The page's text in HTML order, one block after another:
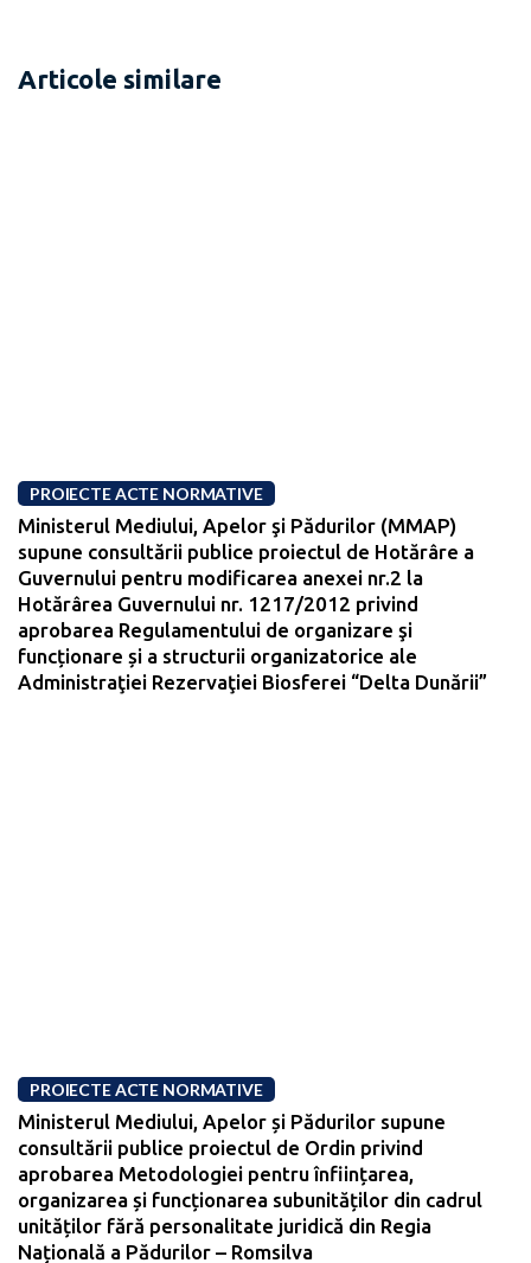
Articole similare
PROIECTE ACTE NORMATIVE
Ministerul Mediului, Apelor şi Pădurilor (MMAP)
supune consultării publice proiectul de Hotărâre a
Guvernului pentru modificarea anexei nr.2 la
Hotărârea Guvernului nr. 1217/2012 privind
aprobarea Regulamentului de organizare şi
funcționare și a structurii organizatorice ale
Administraţiei Rezervaţiei Biosferei “Delta Dunării”
PROIECTE ACTE NORMATIVE
Ministerul Mediului, Apelor și Pădurilor supune
consultării publice proiectul de Ordin privind
aprobarea Metodologiei pentru înființarea,
organizarea și funcționarea subunităților din cadrul
unităților fără personalitate juridică din Regia
Națională a Pădurilor – Romsilva